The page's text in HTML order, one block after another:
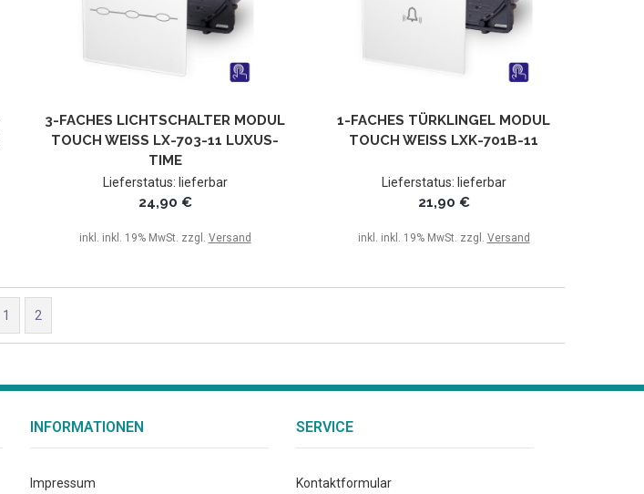
3-FACHES LICHTSCHALTER MODUL
TOUCH WEISS LX-703-11 LUXUS-T
IME
Lieferstatus: lieferbar
24,90 €
inkl. inkl. 19% MwSt. zzgl. Versand
1-FACHES TÜRKLINGEL MODUL
TOUCH WEISS LXK-701B-11
Lieferstatus: lieferbar
21,90 €
inkl. inkl. 19% MwSt. zzgl. Versand
1 2
INFORMATIONEN
Impressum
SERVICE
Kontaktformular